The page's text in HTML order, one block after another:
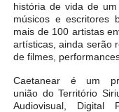
história de vida de
músicos e escritores
mais de 100 artistas
artísticas, ainda serão
de filmes,
Caetanear é um
união do Território
Audiovisual, Digital